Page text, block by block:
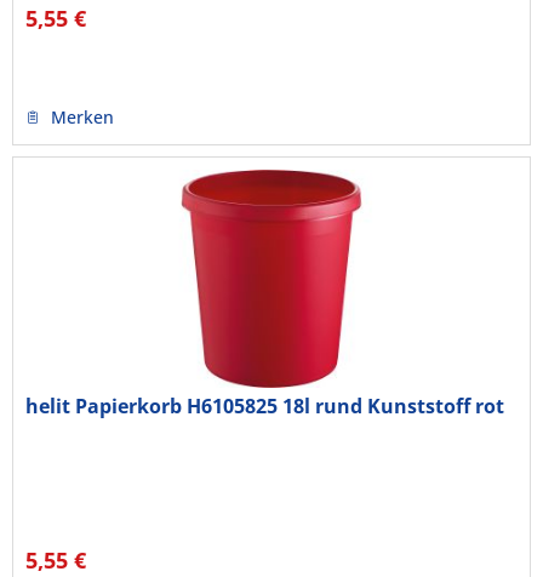
5,55 €
Merken
helit Papierkorb H6105825 18l rund Kunststoff rot
5,55 €